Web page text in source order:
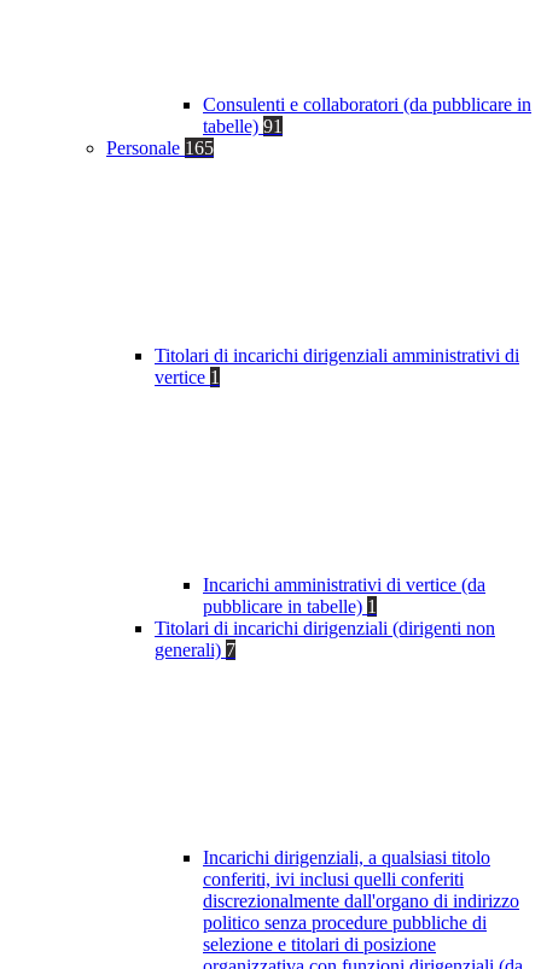
Consulenti e collaboratori (da pubblicare in
tabelle) 91
Personale 165
Titolari di incarichi dirigenziali amministrativi di
vertice 1
Incarichi amministrativi di vertice (da
pubblicare in tabelle) 1
Titolari di incarichi dirigenziali (dirigenti non
generali) 7
Incarichi dirigenziali, a qualsiasi titolo
conferiti, ivi inclusi quelli conferiti
discrezionalmente dall'organo di indirizzo
politico senza procedure pubbliche di
selezione e titolari di posizione